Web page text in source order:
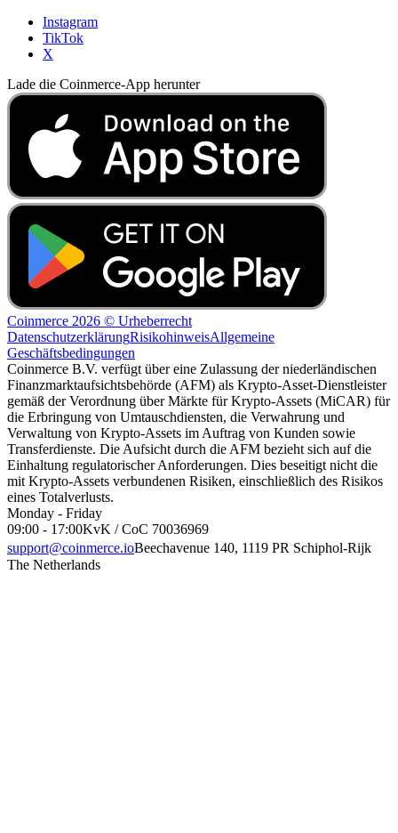
Instagram
TikTok
X
Lade die Coinmerce-App herunter
Coinmerce 2026 © Urheberrecht
DatenschutzerklärungRisikohinweisAllgemeine
Geschäftsbedingungen
Coinmerce B.V. verfügt über eine Zulassung der niederländischen
Finanzmarktaufsichtsbehörde (AFM) als Krypto-Asset-Dienstleister
gemäß der Verordnung über Märkte für Krypto-Assets (MiCAR) für
die Erbringung von Umtauschdiensten, die Verwahrung und
Verwaltung von Krypto-Assets im Auftrag von Kunden sowie
Transferdienste. Die Aufsicht durch die AFM bezieht sich auf die
Einhaltung regulatorischer Anforderungen. Dies beseitigt nicht die
mit Krypto-Assets verbundenen Risiken, einschließlich des Risikos
eines Totalverlusts.
Monday - Friday
09:00 - 17:00KvK / CoC 70036969
support@coinmerce.ioBeechavenue 140, 1119 PR Schiphol-Rijk
The Netherlands